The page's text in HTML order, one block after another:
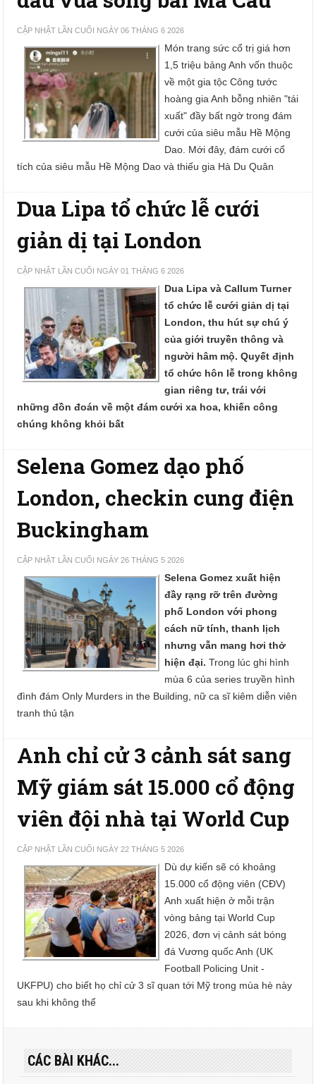
CẬP NHẬT LẦN CUỐI NGÀY 06 THÁNG 6 2026
Món trang sức cổ trị giá hơn
1,5 triệu bảng Anh vốn thuộc
về một gia tộc Công tước
hoàng gia Anh bỗng nhiên "tái
xuất" đầy bất ngờ trong đám
cưới của siêu mẫu Hề Mộng
Dao. Mới đây, đám cưới cổ
tích của siêu mẫu Hề Mộng Dao và thiếu gia Hà Du Quân
Dua Lipa tổ chức lễ cưới
giản dị tại London
CẬP NHẬT LẦN CUỐI NGÀY 01 THÁNG 6 2026
Dua Lipa và Callum Turner
tổ chức lễ cưới giản dị tại
London, thu hút sự chú ý
của giới truyền thông và
người hâm mộ. Quyết định
tổ chức hôn lễ trong không
gian riêng tư, trái với
những đồn đoán về một đám cưới xa hoa, khiến công
chúng không khỏi bất
Selena Gomez dạo phố
London, checkin cung điện
Buckingham
CẬP NHẬT LẦN CUỐI NGÀY 26 THÁNG 5 2026
Selena Gomez xuất hiện
đầy rạng rỡ trên đường
phố London với phong
cách nữ tính, thanh lịch
nhưng vẫn mang hơi thở
hiện đại. Trong lúc ghi hình
mùa 6 của series truyền hình
đình đám Only Murders in the Building, nữ ca sĩ kiêm diễn viên
tranh thủ tận
Anh chỉ cử 3 cảnh sát sang
Mỹ giám sát 15.000 cổ động
viên đội nhà tại World Cup
CẬP NHẬT LẦN CUỐI NGÀY 22 THÁNG 5 2026
Dù dự kiến sẽ có khoảng
15.000 cổ động viên (CĐV)
Anh xuất hiện ở mỗi trận
vòng bảng tại World Cup
2026, đơn vị cảnh sát bóng
đá Vương quốc Anh (UK
Football Policing Unit -
UKFPU) cho biết họ chỉ cử 3 sĩ quan tới Mỹ trong mùa hè này
sau khi không thể
CÁC BÀI KHÁC...